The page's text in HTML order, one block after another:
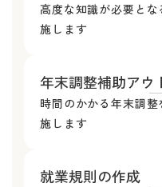
高度な知識が必要と
施します
年末調整補助アウ
時間のかかる年末調
施します
就業規則の作成